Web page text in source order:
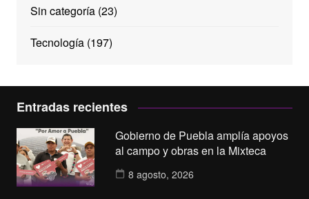
Sin categoría(23)
Tecnología(197)
Entradas recientes
Gobierno de Puebla amplía apoyos
al campo y obras en la Mixteca
8 agosto, 2026